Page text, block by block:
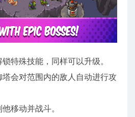
特殊技能，同样可以升级。
会对范围内的敌人自动进行攻
移动并战斗。